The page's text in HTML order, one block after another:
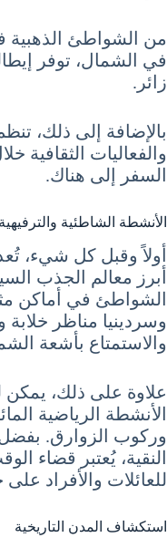
من الشواطئ الذهبية
في الشمال، توفر
زائر.
بالإضافة إلى ذلك،
والفعاليات الثقافية
السفر إلى هناك.
الأنشطة الشاطئية والترفيهية
أولاً وقبل كل شيء،
أبرز معالم الجذب
الشواطئ في أماكن
وسردينيا مناظر خلابة
والاستمتاع بأشعة
علاوة على ذلك، يمكن
الأنشطة الرياضية
وركوب الزوارق. بفضل
النقية، يُعتبر قضاء
للعائلات والأفراد
استكشاف المدن التاريخية